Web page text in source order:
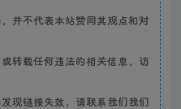
并不代表本站赞同其观点和对
转载任何违法的相关信息，访
现链接失效，请联系我们我们